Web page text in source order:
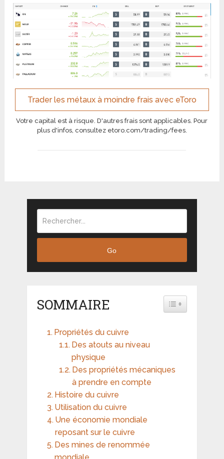
Trader les métaux à moindre frais avec eToro
Votre capital est à risque. D'autres frais sont applicables. Pour
plus d'infos, consultez etoro.com/trading/fees.
Go
SOMMAIRE TOGGLE TABLE
Propriétés du cuivre
Des atouts au niveau
physique
Des propriétés mécaniques
à prendre en compte
Histoire du cuivre
Utilisation du cuivre
Une économie mondiale
reposant sur le cuivre
Des mines de renommée